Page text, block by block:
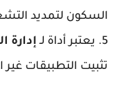
السكون لتمديد
5. يعتبر أداة لـ
إدارة
تثبيت التطبيقات غير